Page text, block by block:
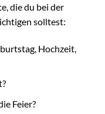
die du bei der
solltest:
Hochzeit,
Feier?